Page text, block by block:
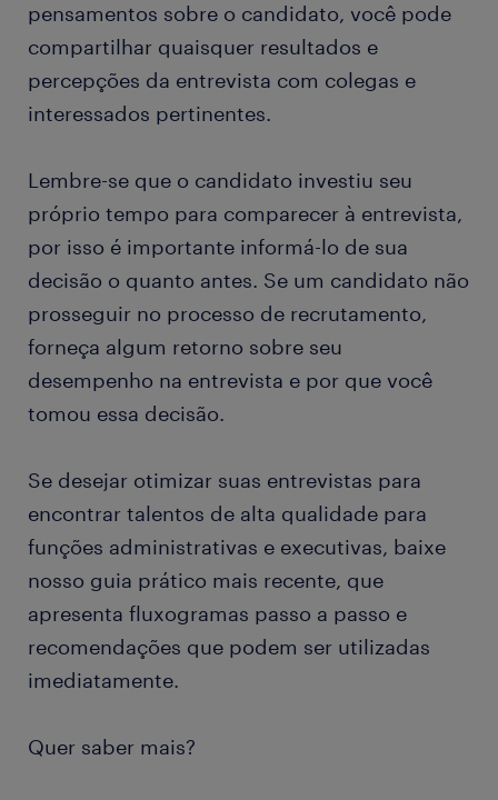
pensamentos sobre o candidato, você pode
compartilhar quaisquer resultados e
percepções da entrevista com colegas e
interessados pertinentes.
Lembre-se que o candidato investiu seu
próprio tempo para comparecer à entrevista,
por isso é importante informá-lo de sua
decisão o quanto antes. Se um candidato não
prosseguir no processo de recrutamento,
forneça algum retorno sobre seu
desempenho na entrevista e por que você
tomou essa decisão.
Se desejar otimizar suas entrevistas para
encontrar talentos de alta qualidade para
funções administrativas e executivas, baixe
nosso guia prático mais recente, que
apresenta fluxogramas passo a passo e
recomendações que podem ser utilizadas
imediatamente.
Quer saber mais?